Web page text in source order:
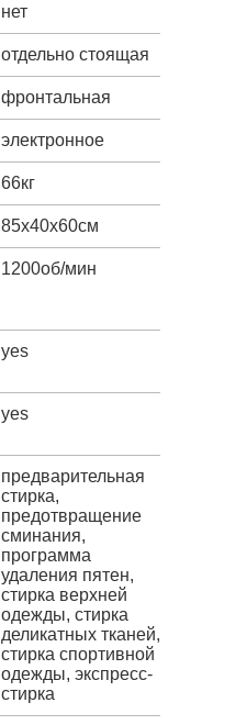
нет
отдельно стоящая
фронтальная
электронное
66кг
85х40х60см
1200об/мин
yes
yes
предварительная
стирка,
предотвращение
сминания,
программа
удаления пятен,
стирка верхней
одежды, стирка
деликатных тканей,
стирка спортивной
одежды, экспресс-
стирка